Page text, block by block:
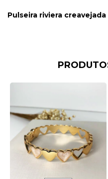
Pulseira riviera creavejada